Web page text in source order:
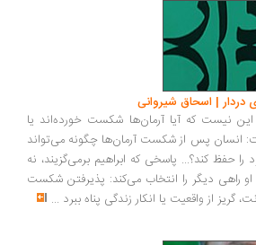
| اسحاق شیروانی
که آیا آرمان‌ها شکست خورده‌اند یا
پس از شکست آرمان‌ها چگونه می‌تواند
پاسخی که ابراهیم برمی‌گزیند، نه
دیگر را انتخاب می‌کند: پذیرفتن شکست
واقعیت یا انکار زندگی پناه ببرد...